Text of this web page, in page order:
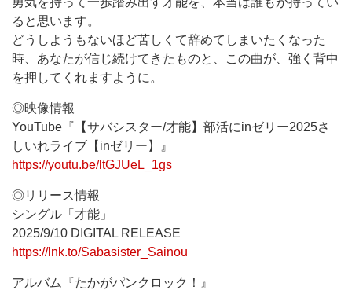
ると思います。
どうしようもないほど苦しくて辞めてしまいたくなった
時、あなたが信じ続けてきたものと、この曲が、強く背中
を押してくれますように。
◎映像情報
YouTube『【サバシスター/才能】部活にinゼリー2025さ
しいれライブ【inゼリー】』
https://youtu.be/ltGJUeL_1gs
◎リリース情報
シングル「才能」
2025/9/10 DIGITAL RELEASE
https://lnk.to/Sabasister_Sainou
アルバム『たかがパンクロック！』